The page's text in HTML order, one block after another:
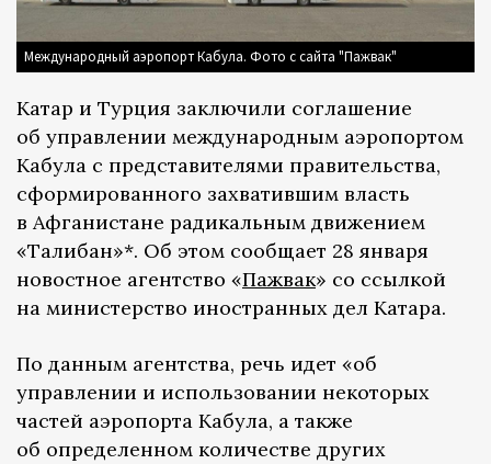
Международный аэропорт Кабула. Фото с сайта "Пажвак"
Катар и Турция заключили соглашение
об управлении международным аэропортом
Кабула с представителями правительства,
сформированного захватившим власть
в Афганистане радикальным движением
«Талибан»*. Об этом сообщает 28 января
новостное агентство «Пажвак» со ссылкой
на министерство иностранных дел Катара.
По данным агентства, речь идет «об
управлении и использовании некоторых
частей аэропорта Кабула, а также
об определенном количестве других